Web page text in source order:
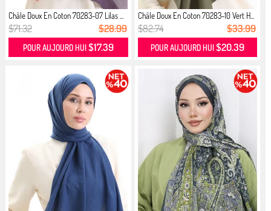
Châle Doux En Coton 70283-07 Lilas ...
$71.32 $28.99
POUR AUJOURD HUI $17.39
Châle Doux En Coton 70283-10 Vert H...
$82.74 $33.99
POUR AUJOURD HUI $20.39